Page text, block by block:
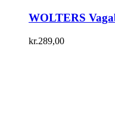
WOLTERS
kr.289,00